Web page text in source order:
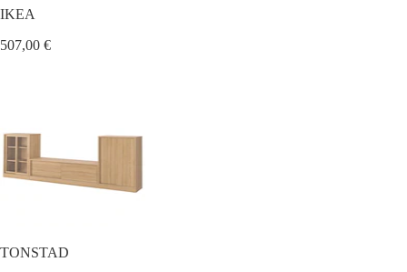
IKEA
507,00 €
TONSTAD